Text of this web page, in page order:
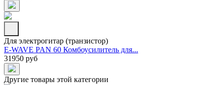
Для электрогитар (транзистор)
E-WAVE PAN 60 Комбоусилитель для...
31950 руб
Другие товары этой категории